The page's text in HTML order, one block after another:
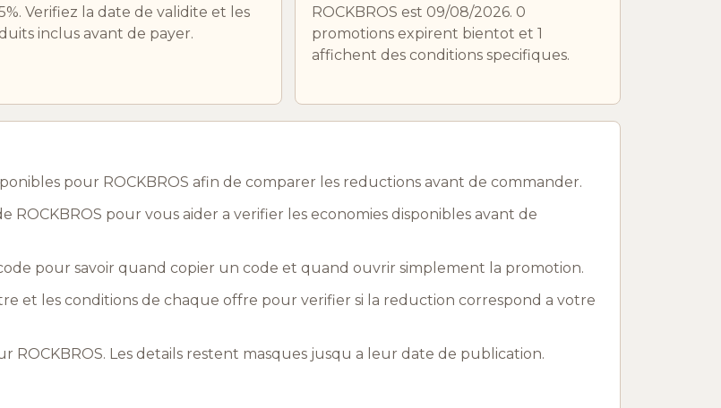
Verifiez la date de validite et les
inclus avant de payer.
ROCKBROS est 09/08/2026. 0
promotions expirent bientot et 1
affichent des conditions specifiques.
pour ROCKBROS afin de comparer les reductions avant de commander.
pour vous aider a verifier les economies disponibles avant de
pour savoir quand copier un code et quand ouvrir simplement la promotion.
et les conditions de chaque offre pour verifier si la reduction correspond a votre
ROCKBROS. Les details restent masques jusqu a leur date de publication.